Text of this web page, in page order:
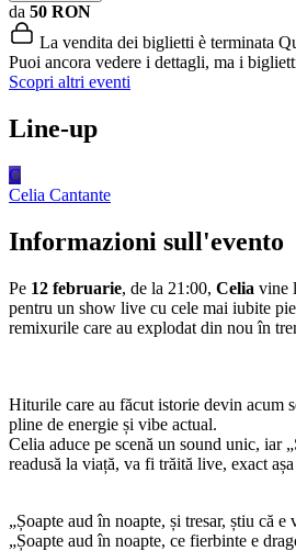
da 50 RON
La vendita dei biglietti è terminata
Puoi ancora vedere i dettagli, ma i
Scopri altri eventi
Line-up
C
Celia Cantante
Informazioni sull'evento
Pe 12 februarie, de la 21:00, Celia vine
pentru un show live cu cele mai iubite
remixurile care au explodat din nou în
Hiturile care au făcut istorie devin acum
pline de energie și vibe actual.
Celia aduce pe scenă un sound unic, iar
readusă la viață, va fi trăită live, exact
„Șoapte aud în noapte, și tresar, știu că
„Șoapte aud în noapte, ce fierbinte e